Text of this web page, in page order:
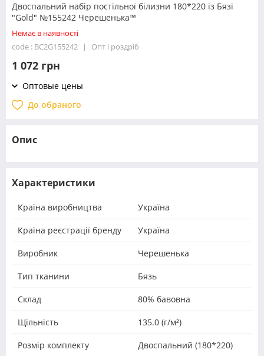
Двоспальний набір постільної білизни 180*220 із Бязі
"Gold" №155242 Черешенька™
Немає в наявності
code : BC2G155242
Опт і роздріб
1 072 грн
Оптовые цены
До обраного
Опис
Характеристики
Країна виробництва Україна
Країна реєстрації бренду Україна
Виробник Черешенька
Тип тканини Бязь
Склад 80% бавовна
Щільність 135.0 (г/м²)
Розмір комплекту Двоспальний (180*220)